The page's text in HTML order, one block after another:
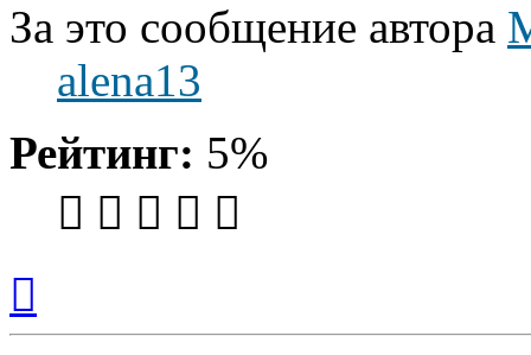
За это сообщение автора
alena13
Рейтинг: 5%
началу